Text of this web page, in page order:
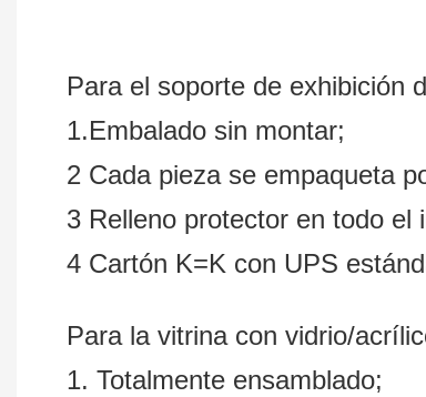
Para el soporte de exhibición
1.Embalado sin montar;
2 Cada pieza se empaqueta
3 Relleno protector en todo el
4 Cartón K=K con UPS
Para la vitrina con vidrio/
1. Totalmente ensamblado;